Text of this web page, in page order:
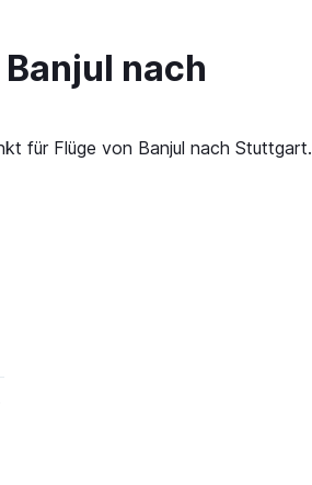
nach
für Flüge von Banjul nach Stuttgart.